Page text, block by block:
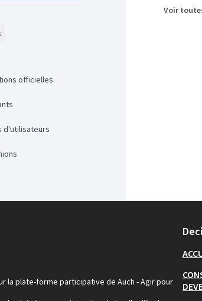
officielles
d'utilisateurs
Voir
la plate-forme participative de Auch - Agir pour